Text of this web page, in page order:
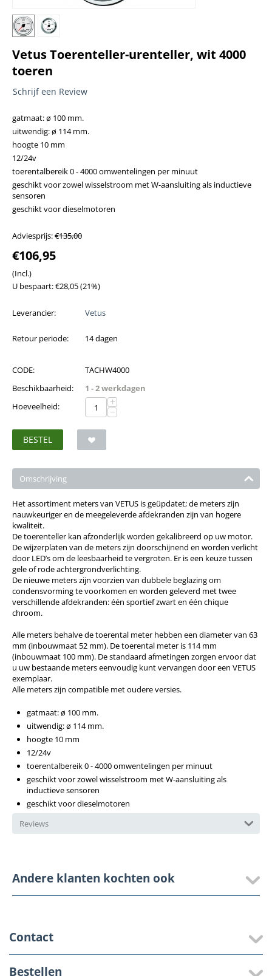
Vetus Toerenteller-urenteller, wit 4000
toeren
Schrijf een Review
gatmaat: ø 100 mm.
uitwendig: ø 114 mm.
hoogte 10 mm
12/24v
toerentalbereik 0 - 4000 omwentelingen per minuut
geschikt voor zowel wisselstroom met W-aansluiting als inductieve
sensoren
geschikt voor dieselmotoren
Adviesprijs:€135,00
€106,95
(Incl.)
U bespaart:€28,05(21%)
Leverancier: Vetus
Retour periode: 14 dagen
CODE:
TACHW4000
Beschikbaarheid:
1 - 2 werkdagen
Hoeveelheid:
+
−
BESTEL
Omschrijving
Het assortiment meters van VETUS is geüpdatet; de meters zijn
nauwkeuriger en de meegeleverde afdekranden zijn van hogere
kwaliteit.
De toerenteller kan afzonderlijk worden gekalibreerd op uw motor.
De wijzerplaten van de meters zijn doorschijnend en worden verlicht
door LED’s om de leesbaarheid te vergroten. Er is een keuze tussen
gele of rode achtergrondverlichting.
De nieuwe meters zijn voorzien van dubbele beglazing om
condensvorming te voorkomen en worden geleverd met twee
verschillende afdekranden: één sportief zwart en één chique
chroom.
Alle meters behalve de toerental meter hebben een diameter van 63
mm (inbouwmaat 52 mm). De toerental meter is 114 mm
(inbouwmaat 100 mm). De standaard afmetingen zorgen ervoor dat
u uw bestaande meters eenvoudig kunt vervangen door een VETUS
exemplaar.
Alle meters zijn compatible met oudere versies.
gatmaat: ø 100 mm.
uitwendig: ø 114 mm.
hoogte 10 mm
12/24v
toerentalbereik 0 - 4000 omwentelingen per minuut
geschikt voor zowel wisselstroom met W-aansluiting als
inductieve sensoren
geschikt voor dieselmotoren
Reviews
Andere klanten kochten ook
Contact
Bestellen